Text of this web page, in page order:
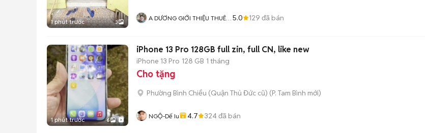
1 phút trước 3
A DƯƠNG GIỚI THIỆU THUÊ
5.0 129 đã bán
1 phút trước 6
iPhone 13 Pro 128GB full zin, full CN, like new
iPhone 13 Pro 128 GB 1 tháng
Cho tặng
Phường Bình Chiểu (Quận Thủ Đức cũ) (P. Tam Bình mới)
NGỘ-Dế Iu 4.7 324đã bán